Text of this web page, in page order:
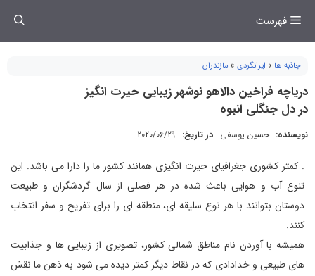
فهرست
جاذبه ها » ایرانگردی » مازندران
درياچه فراخين دالاهو نوشهر زیبایی حیرت انگیز
در دل جنگلی انبوه
نویسنده: حسین یوسفی در تاریخ: 2020/06/29
. كمتر كشوری جغرافیای حیرت انگیزی همانند كشور ما را دارا می باشد. این
تنوع آب و هوایی باعث شده در هر فصلی از سال گردشگران و طبیعت
دوستان بتوانند با هر نوع سلیقه ای، منطقه ای را برای تفریح و سفر انتخاب
كنند.
همیشه با آوردن نام مناطق شمالی كشور، تصویری از زیبایی ها و جذابیت
های طبیعی و خدادادی كه در نقاط دیگر كمتر دیده می شود به ذهن ما نقش